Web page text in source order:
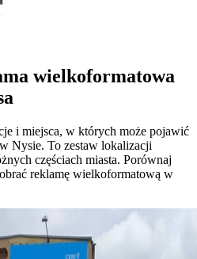
wielkoformatowa
i miejsca, w których może pojawić
Nysie. To zestaw lokalizacji
częściach miasta. Porównaj
reklamę wielkoformatową w